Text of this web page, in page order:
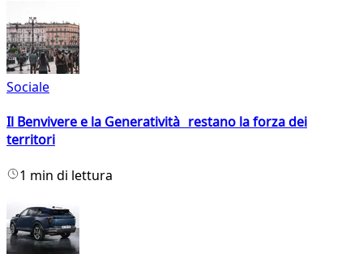
Sociale
Il Benvivere e la Generatività restano la forza dei
territori
1 min di lettura